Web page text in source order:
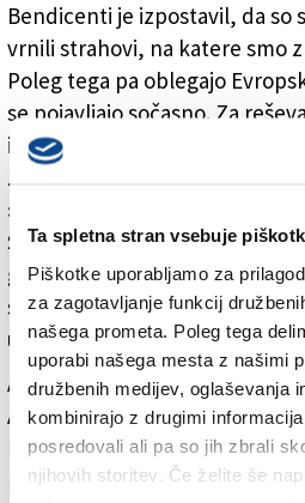
Ta spletna stran vsebuje
Piškotke uporabljamo za
za zagotavljanje funkcij
našega prometa. Poleg tega
uporabi našega mesta z našimi
družbenih medijev, oglaševanja
kombinirajo z drugimi
posredovali ali pa so jih zbrali
njihovih storitev. Če želite še
Bendicenti je izpostavil, da so
vrnili strahovi, na katere smo
Poleg tega pa oblegajo
se pojavljajo sočasno. Za
imajo evropske ustanove
Zatterin je delil Bendicentijevo
»Smo v veliki nevarnosti, a
Skrbi ga predvsem ekonomska
gospodarstvo ne rase,
smemo biti brezbrižni ali se
ukrepati,« je še dejal.
Agnese Pini je uvodoma
Alternative für Deutschland
Robertom Vannaccijem, češ
parole. »In prejemata plazove